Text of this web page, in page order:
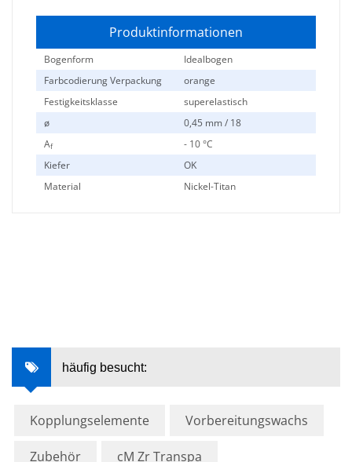
Produktinformationen
Bogenform
Idealbogen
Farbcodierung Verpackung
orange
Festigkeitsklasse
superelastisch
ø
0,45 mm / 18
Af
- 10 °C
Kiefer
OK
Material
Nickel-Titan
häufig besucht:
Kopplungselemente Vorbereitungswachs
Zubehör cM Zr Transpa